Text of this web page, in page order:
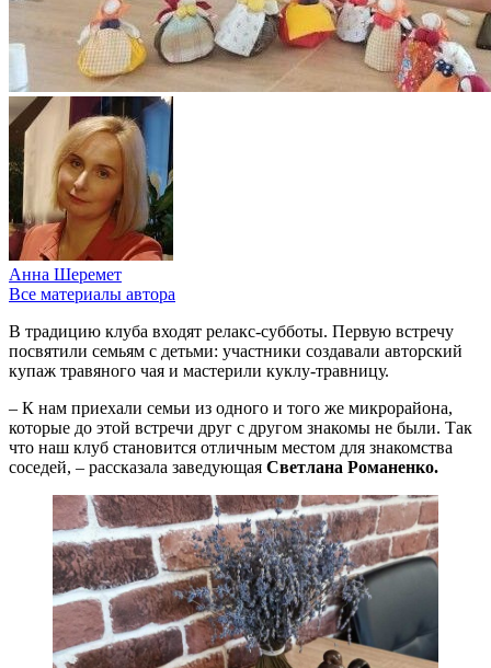
Анна Шеремет
Все материалы автора
В традицию клуба входят релакс-субботы. Первую встречу
посвятили семьям с детьми: участники создавали авторский
купаж травяного чая и мастерили куклу-травницу.
– К нам приехали семьи из одного и того же микрорайона,
которые до этой встречи друг с другом знакомы не были. Так
что наш клуб становится отличным местом для знакомства
соседей, – рассказала заведующая Светлана Романенко.